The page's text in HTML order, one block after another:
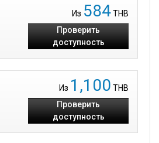
Из 584THB
Проверить
доступность
Из 1,100 THB
Проверить
доступность